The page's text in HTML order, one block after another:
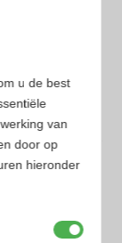
u de best
van
door op
hieronder